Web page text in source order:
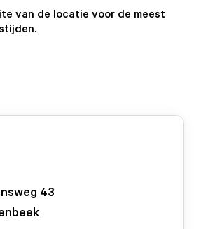
van de locatie voor de meest
43